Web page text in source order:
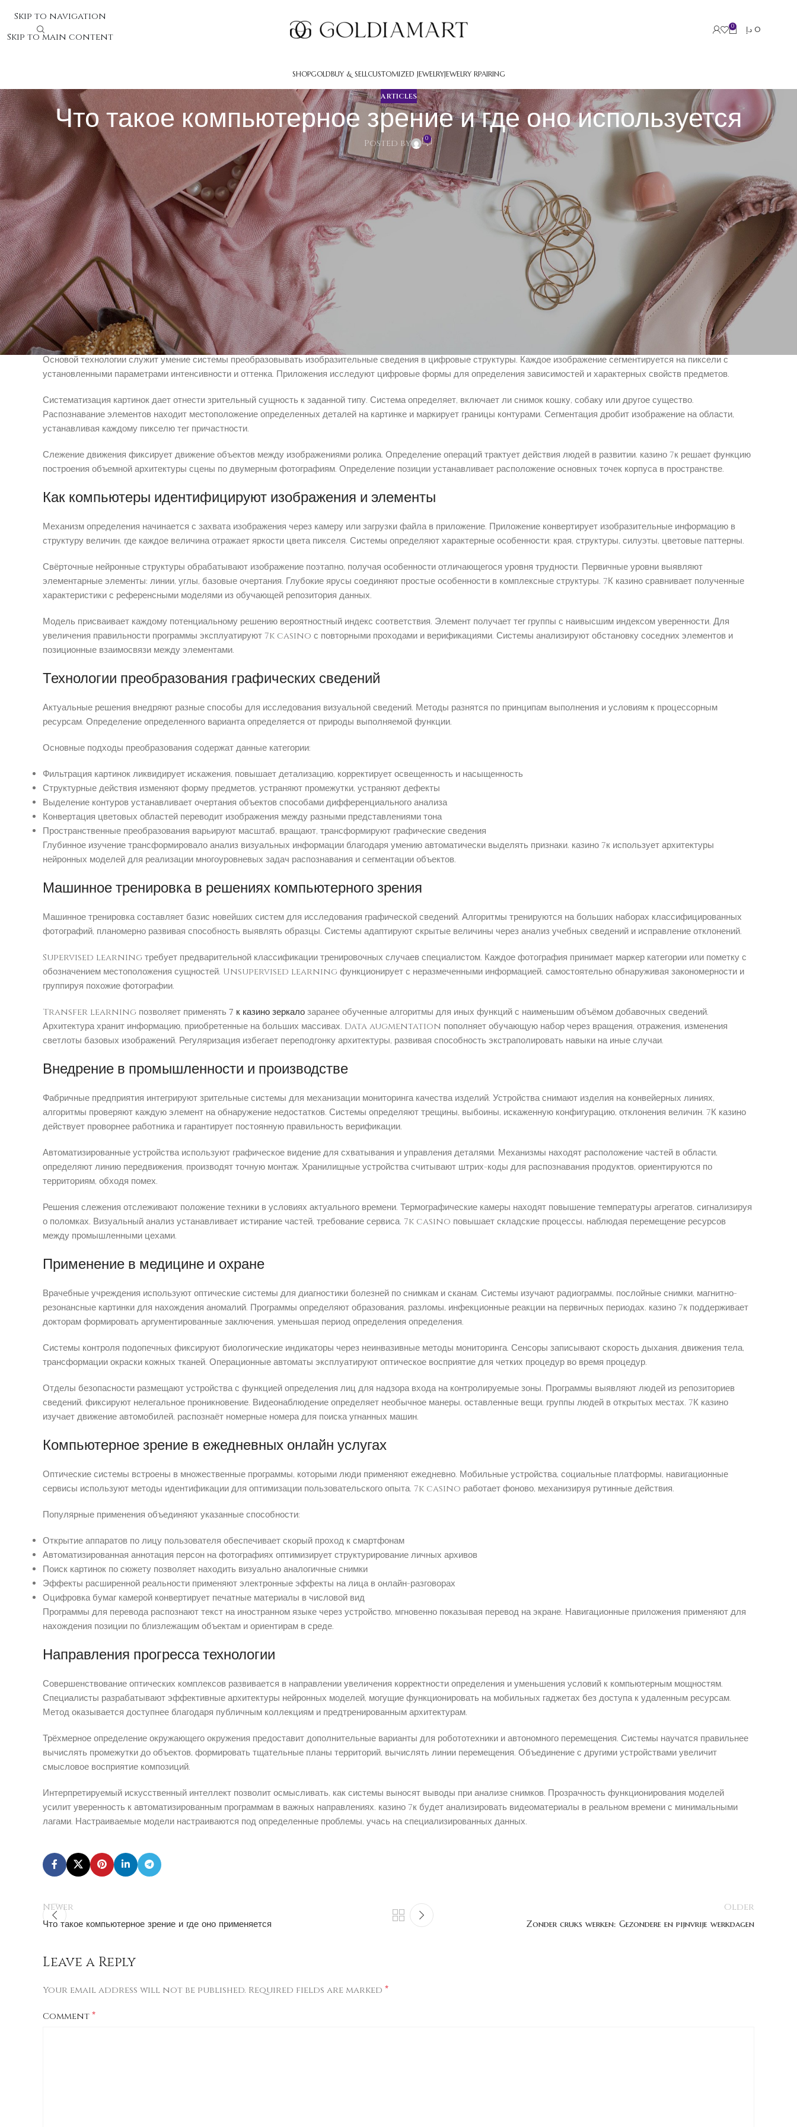
Skip to navigation
Skip to main content
0 0 د.إ
SHOPGOLDBUY & SELLCUSTOMIZED JEWELRYJEWELRY RPAIRING
ARTICLES
Что такое компьютерное зрение и где оно используется
Posted by 0
Что такое компьютерное зрение и где оно используется
Компьютерное зрение представляет собой область искусственного интеллекта, которая дает компьютерам исследовать графическую сведения. Технология тренирует
компьютеры получать значение из электронных снимков и видео. Комплексы получают данные через камеры, затем анализируют данные для формирования решений.
Актуальные алгоритмы выявляют лица людей, распознают предметы на изображениях, отслеживают передвижение в реальном времени. 7К казино эксплуатируется для
автоматизации действий, которые прежде предполагали участия человека.
Автомобильная промышленность устанавливает решения для самоуправляемых транспортных машин. Розничная торговля использует решения для анализа поведения
посетителей. Врачебные учреждения задействуют программы для определения недугов по изображениям. Службы безопасности устанавливают камеры с возможностью
распознавания для контроля проникновения. Фабричные заводы вводят 7k casino для проверки качества выпуска на линиях.
Основы компьютерного зрения и его задачи
Основой технологии служит умение системы преобразовывать изобразительные сведения в цифровые структуры. Каждое изображение сегментируется на пиксели с
установленными параметрами интенсивности и оттенка. Приложения исследуют цифровые формы для определения зависимостей и характерных свойств предметов.
Систематизация картинок дает отнести зрительный сущность к заданной типу. Система определяет, включает ли снимок кошку, собаку или другое существо.
Распознавание элементов находит местоположение определенных деталей на картинке и маркирует границы контурами. Сегментация дробит изображение на области,
устанавливая каждому пикселю тег причастности.
Слежение движения фиксирует движение объектов между изображениями ролика. Определение операций трактует действия людей в развитии. казино 7к решает функцию
построения объемной архитектуры сцены по двумерным фотографиям. Определение позиции устанавливает расположение основных точек корпуса в пространстве.
Как компьютеры идентифицируют изображения и элементы
Механизм определения начинается с захвата изображения через камеру или загрузки файла в приложение. Приложение конвертирует изобразительные информацию в
структуру величин, где каждое величина отражает яркости цвета пикселя. Системы определяют характерные особенности: края, структуры, силуэты, цветовые паттерны.
Свёрточные нейронные структуры обрабатывают изображение поэтапно, получая особенности отличающегося уровня трудности. Первичные уровни выявляют
элементарные элементы: линии, углы, базовые очертания. Глубокие ярусы соединяют простые особенности в комплексные структуры. 7К казино сравнивает полученные
характеристики с референсными моделями из обучающей репозитория данных.
Модель присваивает каждому потенциальному решению вероятностный индекс соответствия. Элемент получает тег группы с наивысшим индексом уверенности. Для
увеличения правильности программы эксплуатируют 7k casino с повторными проходами и верификациями. Системы анализируют обстановку соседних элементов и
позиционные взаимосвязи между элементами.
Технологии преобразования графических сведений
Актуальные решения внедряют разные способы для исследования визуальной сведений. Методы разнятся по принципам выполнения и условиям к процессорным
ресурсам. Определение определенного варианта определяется от природы выполняемой функции.
Основные подходы преобразования содержат данные категории:
Фильтрация картинок ликвидирует искажения, повышает детализацию, корректирует освещенность и насыщенность
Структурные действия изменяют форму предметов, устраняют промежутки, устраняют дефекты
Выделение контуров устанавливает очертания объектов способами дифференциального анализа
Конвертация цветовых областей переводит изображения между разными представлениями тона
Пространственные преобразования варьируют масштаб, вращают, трансформируют графические сведения
Глубинное изучение трансформировало анализ визуальных информации благодаря умению автоматически выделять признаки. казино 7к использует архитектуры
нейронных моделей для реализации многоуровневых задач распознавания и сегментации объектов.
Машинное тренировка в решениях компьютерного зрения
Машинное тренировка составляет базис новейших систем для исследования графической сведений. Алгоритмы тренируются на больших наборах классифицированных
фотографий, планомерно развивая способность выявлять образцы. Системы адаптируют скрытые величины через анализ учебных сведений и исправление отклонений.
Supervised learning требует предварительной классификации тренировочных случаев специалистом. Каждое фотография принимает маркер категории или пометку с
обозначением местоположения сущностей. Unsupervised learning функционирует с неразмеченными информацией, самостоятельно обнаруживая закономерности и
группируя похожие фотографии.
Transfer learning позволяет применять7 к казино зеркалозаранее обученные алгоритмы для иных функций с наименьшим объёмом добавочных сведений.
Архитектура хранит информацию, приобретенные на больших массивах. Data augmentation пополняет обучающую набор через вращения, отражения, изменения
светлоты базовых изображений. Регуляризация избегает переподгонку архитектуры, развивая способность экстраполировать навыки на иные случаи.
Внедрение в промышленности и производстве
Фабричные предприятия интегрируют зрительные системы для механизации мониторинга качества изделий. Устройства снимают изделия на конвейерных линиях,
алгоритмы проверяют каждую элемент на обнаружение недостатков. Системы определяют трещины, выбоины, искаженную конфигурацию, отклонения величин. 7К казино
действует проворнее работника и гарантирует постоянную правильность верификации.
Автоматизированные устройства используют графическое видение для схватывания и управления деталями. Механизмы находят расположение частей в области,
определяют линию передвижения, производят точную монтаж. Хранилищные устройства считывают штрих-коды для распознавания продуктов, ориентируются по
территориям, обходя помех.
Решения слежения отслеживают положение техники в условиях актуального времени. Термографические камеры находят повышение температуры агрегатов, сигнализируя
о поломках. Визуальный анализ устанавливает истирание частей, требование сервиса. 7k casino повышает складские процессы, наблюдая перемещение ресурсов
между промышленными цехами.
Применение в медицине и охране
Врачебные учреждения используют оптические системы для диагностики болезней по снимкам и сканам. Системы изучают радиограммы, послойные снимки, магнитно-
резонансные картинки для нахождения аномалий. Программы определяют образования, разломы, инфекционные реакции на первичных периодах. казино 7к поддерживает
докторам формировать аргументированные заключения, уменьшая период определения определения.
Системы контроля подопечных фиксируют биологические индикаторы через неинвазивные методы мониторинга. Сенсоры записывают скорость дыхания, движения тела,
трансформации окраски кожных тканей. Операционные автоматы эксплуатируют оптическое восприятие для четких процедур во время процедур.
Отделы безопасности размещают устройства с функцией определения лиц для надзора входа на контролируемые зоны. Программы выявляют людей из репозиториев
сведений, фиксируют нелегальное проникновение. Видеонаблюдение определяет необычное манеры, оставленные вещи, группы людей в открытых местах. 7К казино
изучает движение автомобилей, распознаёт номерные номера для поиска угнанных машин.
Компьютерное зрение в ежедневных онлайн услугах
Оптические системы встроены в множественные программы, которыми люди применяют ежедневно. Мобильные устройства, социальные платформы, навигационные
сервисы используют методы идентификации для оптимизации пользовательского опыта. 7k casino работает фоново, механизируя рутинные действия.
Популярные применения объединяют указанные способности:
Открытие аппаратов по лицу пользователя обеспечивает скорый проход к смартфонам
Автоматизированная аннотация персон на фотографиях оптимизирует структурирование личных архивов
Поиск картинок по сюжету позволяет находить визуально аналогичные снимки
Эффекты расширенной реальности применяют электронные эффекты на лица в онлайн-разговорах
Оцифровка бумаг камерой конвертирует печатные материалы в числовой вид
Программы для перевода распознают текст на иностранном языке через устройство, мгновенно показывая перевод на экране. Навигационные приложения применяют для
нахождения позиции по близлежащим объектам и ориентирам в среде.
Направления прогресса технологии
Совершенствование оптических комплексов развивается в направлении увеличения корректности определения и уменьшения условий к компьютерным мощностям.
Специалисты разрабатывают эффективные архитектуры нейронных моделей, могущие функционировать на мобильных гаджетах без доступа к удаленным ресурсам.
Метод оказывается доступнее благодаря публичным коллекциям и предтренированным архитектурам.
Трёхмерное определение окружающего окружения предоставит дополнительные варианты для робототехники и автономного перемещения. Системы научатся правильнее
вычислять промежутки до объектов, формировать тщательные планы территорий, вычислять линии перемещения. Объединение с другими устройствами увеличит
смысловое восприятие композиций.
Интерпретируемый искусственный интеллект позволит осмысливать, как системы выносят выводы при анализе снимков. Прозрачность функционирования моделей
усилит уверенность к автоматизированным программам в важных направлениях. казино 7к будет анализировать видеоматериалы в реальном времени с минимальными
лагами. Настраиваемые модели настраиваются под определенные проблемы, учась на специализированных данных.
Newer
Что такое компьютерное зрение и где оно применяется
Older
Zonder cruks werken: Gezondere en pijnvrije werkdagen
Leave a Reply
Your email address will not be published. Required fields are marked*
Comment*